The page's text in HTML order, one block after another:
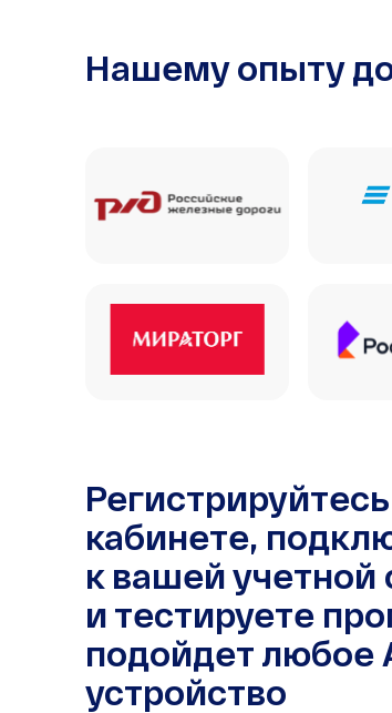
Нашему опыту
кабинете,
к вашей учетной
и тестируете
подойдет любое
устройство